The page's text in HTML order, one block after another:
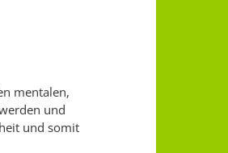
mentalen,
und
und somit